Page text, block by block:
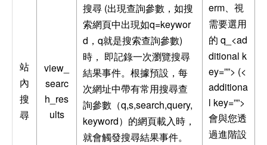
站
內
搜
尋
view_
searc
h_res
ults
搜尋 (出現查詢參數，如搜
索網頁中出現如q=keywor
d ， q就是搜索查詢參數)
時，
即記錄一次瀏覽搜尋
結果事件。根據預設，每
次網址中帶有常用搜尋查
詢參數（q,s,search,query,
keyword）的網頁載入時，
就會觸發搜尋結果事件。
erm 、視
需要選用
的 q_<ad
ditional k
ey=””> (<
additiona
l key=””>
會與您透
過進階設